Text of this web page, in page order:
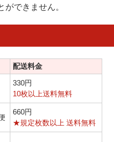
ができません。
配送料金
330円
10枚以上送料無料
660円
★規定枚数以上 送料無料